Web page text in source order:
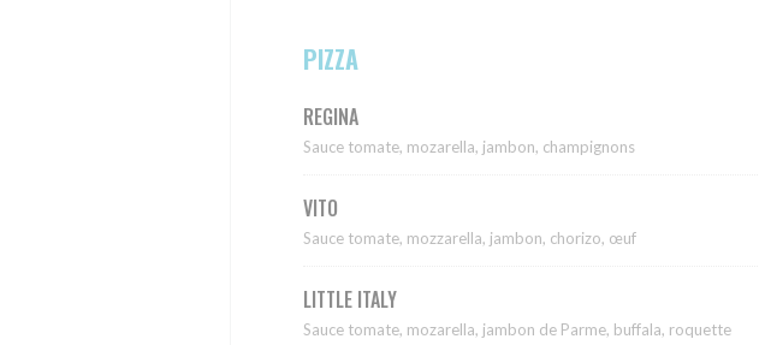
PIZZA
REGINA
Sauce tomate, mozarella, jambon, champignons
VITO
Sauce tomate, mozzarella, jambon, chorizo, œuf
LITTLE ITALY
Sauce tomate, mozarella, jambon de Parme, buffala, roquette